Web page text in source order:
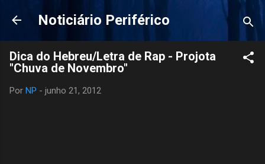
Pular para o conteúdo principal
Noticiário Periférico
Dica do Hebreu/Letra de Rap - Projota
"Chuva de Novembro"
Por NP - junho 21, 2012